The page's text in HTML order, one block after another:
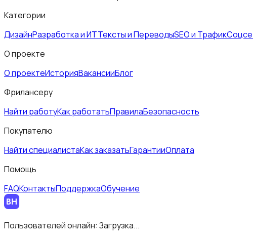
Категории
ДизайнРазработка и ИТТексты и ПереводыSEO и Трафик
О проекте
О проектеИсторияВакансииБлог
Фрилансеру
Найти работуКак работатьПравилаБезопасность
Покупателю
Найти специалистаКак заказатьГарантииОплата
Помощь
FAQКонтактыПоддержкаОбучение
Пользователей онлайн: Загрузка...